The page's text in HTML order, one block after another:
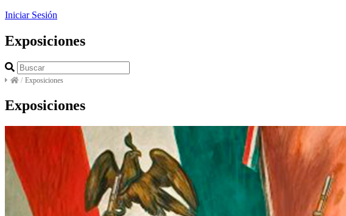
Iniciar Sesión
Exposiciones
/ Exposiciones
Exposiciones